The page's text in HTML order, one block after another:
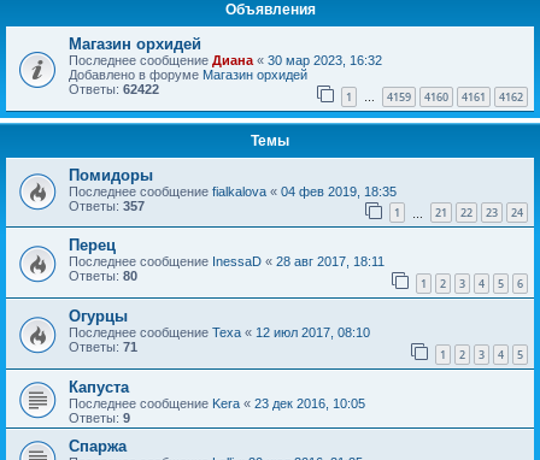
Объявления
Магазин орхидей
Последнее сообщение Диана « 30 мар 2023, 16:32
Добавлено в форуме Магазин орхидей
Ответы: 62422 1 … 4159 4160 4161 4162
Темы
Помидоры
Последнее сообщение fialkalova « 04 фев 2019, 18:35
Ответы: 357 1 21 22 23 24
Перец
Последнее сообщение InessaD « 28 авг 2017, 18:11
Ответы: 80 1 2 3 4 5 6
Огурцы
Последнее сообщение Texa « 12 июл 2017, 08:10
Ответы: 71 1 2 3 4 5
Капуста
Последнее сообщение Kera « 23 дек 2016, 10:05
Ответы: 9
Спаржа